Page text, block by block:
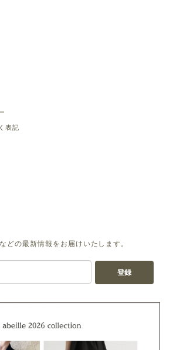
表記
どの最新情報をお届けいたします。
登録